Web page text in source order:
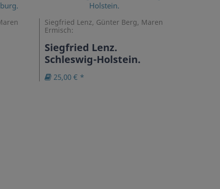
Siegfried Lenz, Günter Berg, Maren
Ermisch:
Siegfried Lenz.
Schleswig-Holstein.
25,00 € *